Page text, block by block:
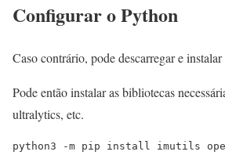
Configurar o Python
Caso contrário, pode descarregar e instalar
Pode então instalar as bibliotecas
ultralytics, etc.
python3 -m pip install imutils